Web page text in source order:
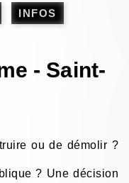
INFOS
- Saint-
ou de démolir ?
? Une décision